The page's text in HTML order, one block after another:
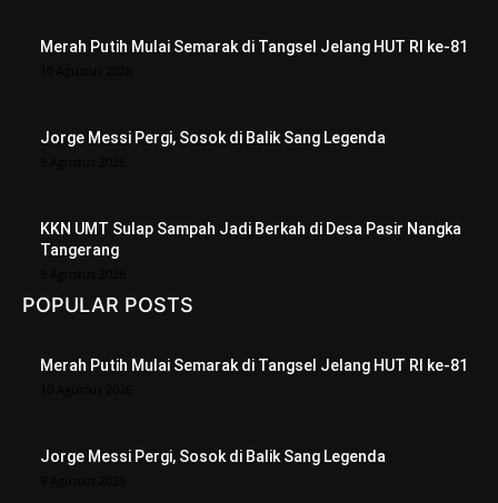
Merah Putih Mulai Semarak di Tangsel Jelang HUT RI ke-81
Jorge Messi Pergi, Sosok di Balik Sang Legenda
KKN UMT Sulap Sampah Jadi Berkah di Desa Pasir Nangka
Tangerang
POPULAR POSTS
Merah Putih Mulai Semarak di Tangsel Jelang HUT RI ke-81
Jorge Messi Pergi, Sosok di Balik Sang Legenda